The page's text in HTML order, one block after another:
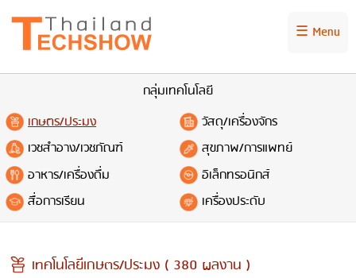
☰ Menu
กลุ่มเทคโนโลยี
เกษตร/ประมง
วัสดุ/เครื่องจักร
เวชสำอาง/เวชภัณฑ์
สุขภาพ/การแพทย์
อาหาร/เครื่องดื่ม
อิเล็กทรอนิกส์
สื่อการเรียน
เครื่องประดับ
เทคโนโลยีเกษตร/ประมง ( 380 ผลงาน )